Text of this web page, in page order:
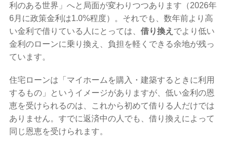
利のある世界」へと局面が変わりつつあります（2026年
6月に政策金利は1.0%程度）。それでも、数年前より高
い金利で借りている人にとっては、借り換え でより低い
金利のローンに乗り換え、負担を軽くできる余地が残っ
ています。
住宅ローンは「マイホームを購入・建築するときに利用
するもの」というイメージがありますが、低い金利の恩
恵を受けられるのは、これから初めて借りる人だけでは
ありません。すでに返済中の人でも、借り換えによって
同じ恩恵を受けられます。